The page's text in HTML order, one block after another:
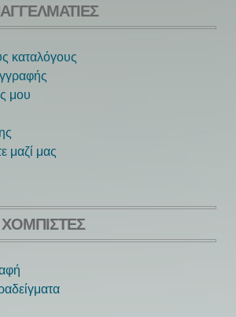
καταλόγους
μου
μαζί μας
ΧΟΜΠΊΣΤΕΣ